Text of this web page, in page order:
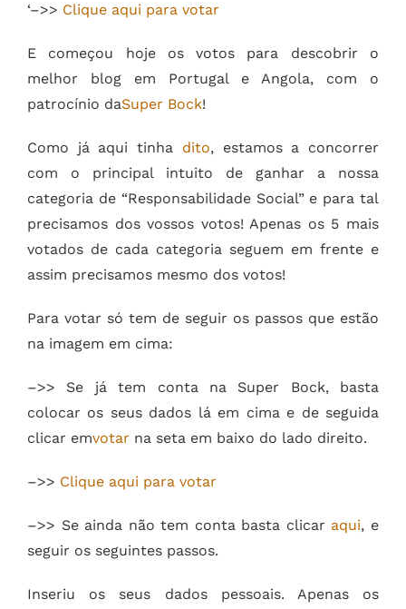
‘–>> Clique aqui para votar
E começou hoje os votos para descobrir o
melhor blog em Portugal e Angola, com o
patrocínio daSuper Bock!
Como já aqui tinha dito, estamos a concorrer
com o principal intuito de ganhar a nossa
categoria de “Responsabilidade Social” e para tal
precisamos dos vossos votos! Apenas os 5 mais
votados de cada categoria seguem em frente e
assim precisamos mesmo dos votos!
Para votar só tem de seguir os passos que estão
na imagem em cima:
–>> Se já tem conta na Super Bock, basta
colocar os seus dados lá em cima e de seguida
clicar emvotar na seta em baixo do lado direito.
–>> Clique aqui para votar
–>> Se ainda não tem conta basta clicar aqui, e
seguir os seguintes passos.
Inseriu os seus dados pessoais. Apenas os